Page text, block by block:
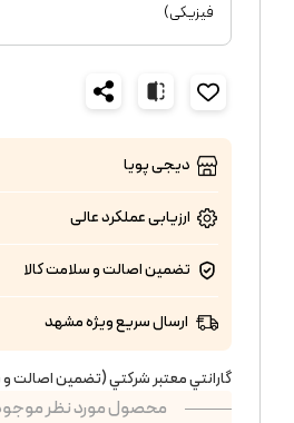
فیزیکی)
دیجی پویا
ارزیابی عملکردعالی
تضمین اصالت و سلامت کالا
ارسال سریع ویژه مشهد
گارانتي معتبر شركتي (تضمين اصالت
محصول مورد نظر